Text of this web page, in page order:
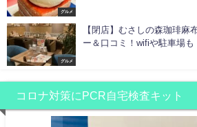
グルメ
グルメ
【閉店】むさしの森珈琲麻
ー＆口コミ！wifiや駐車場も
コロナ対策にPCR自宅検査キット